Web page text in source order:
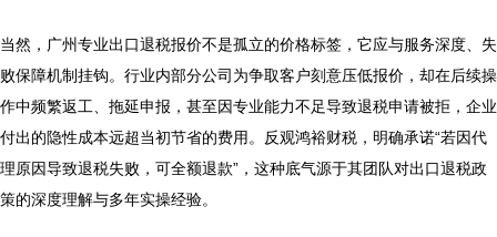
当然，广州专业出口退税报价不是孤立的价格标签，它应与服务深度、失
败保障机制挂钩。行业内部分公司为争取客户刻意压低报价，却在后续操
作中频繁返工、拖延申报，甚至因专业能力不足导致退税申请被拒，企业
付出的隐性成本远超当初节省的费用。反观鸿裕财税，明确承诺“若因代
理原因导致退税失败，可全额退款”，这种底气源于其团队对出口退税政
策的深度理解与多年实操经验。